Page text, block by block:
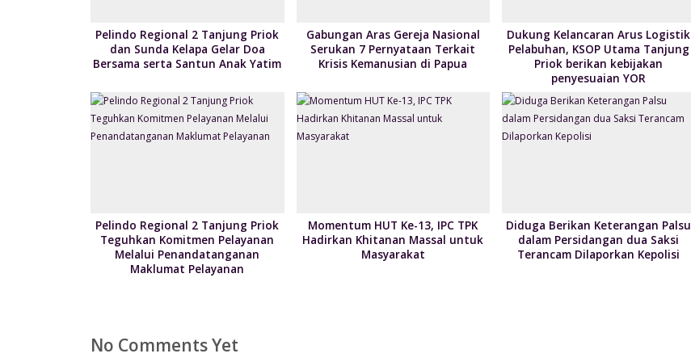
Pelindo Regional 2 Tanjung Priok
dan Sunda Kelapa Gelar Doa
Bersama serta Santun Anak Yatim
Gabungan Aras Gereja Nasional
Serukan 7 Pernyataan Terkait
Krisis Kemanusian di Papua
Dukung Kelancaran Arus Logistik
Pelabuhan, KSOP Utama Tanjung
Priok berikan kebijakan
penyesuaian YOR
Pelindo Regional 2 Tanjung Priok
Teguhkan Komitmen Pelayanan
Melalui Penandatanganan
Maklumat Pelayanan
Momentum HUT Ke-13, IPC TPK
Hadirkan Khitanan Massal untuk
Masyarakat
Diduga Berikan Keterangan Palsu
dalam Persidangan dua Saksi
Terancam Dilaporkan Kepolisi
No Comments Yet